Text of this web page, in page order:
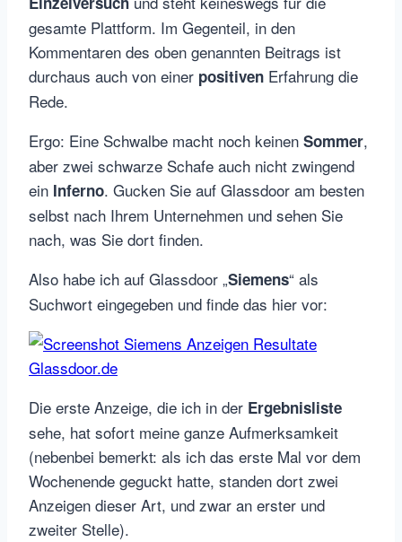
gesamte Plattform. Im Gegenteil, in den
Kommentaren des oben genannten Beitrags ist
durchaus auch von einer positiven Erfahrung die
Rede.
Ergo: Eine Schwalbe macht noch keinen Sommer,
aber zwei schwarze Schafe auch nicht zwingend
ein Inferno. Gucken Sie auf Glassdoor am besten
selbst nach Ihrem Unternehmen und sehen Sie
nach, was Sie dort finden.
Also habe ich auf Glassdoor „Siemens“ als
Suchwort eingegeben und finde das hier vor:
Die erste Anzeige, die ich in der Ergebnisliste
sehe, hat sofort meine ganze Aufmerksamkeit
(nebenbei bemerkt: als ich das erste Mal vor dem
Wochenende geguckt hatte, standen dort zwei
Anzeigen dieser Art, und zwar an erster und
zweiter Stelle).